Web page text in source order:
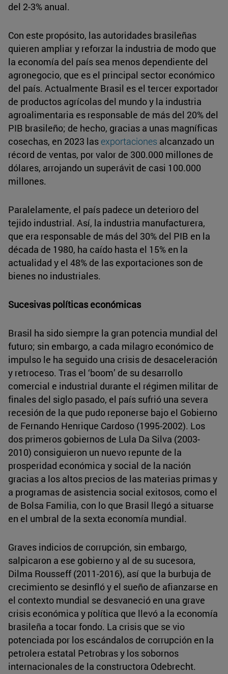
del 2-3% anual.
Con este propósito, las autoridades brasileñas
quieren ampliar y reforzar la industria de modo que
la economía del país sea menos dependiente del
agronegocio, que es el principal sector económico
del país. Actualmente Brasil es el tercer exportador
de productos agrícolas del mundo y la industria
agroalimentaria es responsable de más del 20% del
PIB brasileño; de hecho, gracias a unas magníficas
cosechas, en 2023 las exportaciones alcanzado un
récord de ventas, por valor de 300.000 millones de
dólares, arrojando un superávit de casi 100.000
millones.
Paralelamente, el país padece un deterioro del
tejido industrial. Así, la industria manufacturera,
que era responsable de más del 30% del PIB en la
década de 1980, ha caído hasta el 15% en la
actualidad y el 48% de las exportaciones son de
bienes no industriales.
Sucesivas políticas económicas
Brasil ha sido siempre la gran potencia mundial del
futuro; sin embargo, a cada milagro económico de
impulso le ha seguido una crisis de desaceleración
y retroceso. Tras el ‘boom’ de su desarrollo
comercial e industrial durante el régimen militar de
finales del siglo pasado, el país sufrió una severa
recesión de la que pudo reponerse bajo el Gobierno
de Fernando Henrique Cardoso (1995-2002). Los
dos primeros gobiernos de Lula Da Silva (2003-
2010) consiguieron un nuevo repunte de la
prosperidad económica y social de la nación
gracias a los altos precios de las materias primas y
a programas de asistencia social exitosos, como el
de Bolsa Familia, con lo que Brasil llegó a situarse
en el umbral de la sexta economía mundial.
Graves indicios de corrupción, sin embargo,
salpicaron a ese gobierno y al de su sucesora,
Dilma Rousseff (2011-2016), así que la burbuja de
crecimiento se desinfló y el sueño de afianzarse en
el contexto mundial se desvaneció en una grave
crisis económica y política que llevó a la economía
brasileña a tocar fondo. La crisis que se vio
potenciada por los escándalos de corrupción en la
petrolera estatal Petrobras y los sobornos
internacionales de la constructora Odebrecht.